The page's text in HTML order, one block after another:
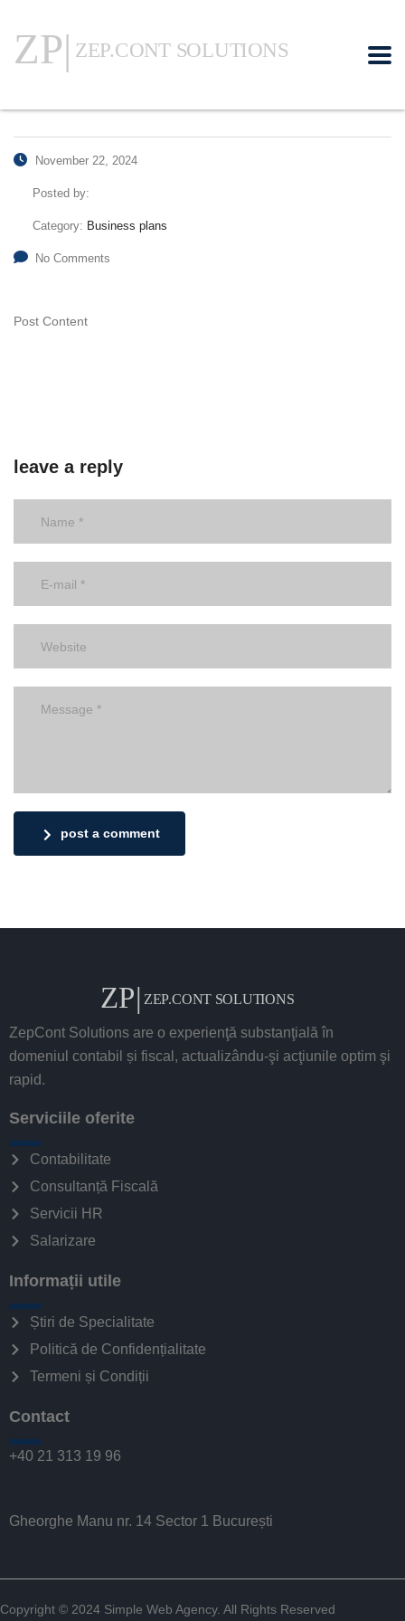
November 22, 2024
Posted by:
Category: Business plans
No Comments
Post Content
leave a reply
post a comment
ZepCont Solutions are o experienţă substanţială în
domeniul contabil și fiscal, actualizându-şi acţiunile optim şi
rapid.
Serviciile oferite
Contabilitate
Consultanță Fiscală
Servicii HR
Salarizare
Informații utile
Știri de Specialitate
Politică de Confidențialitate
Termeni și Condiții
Contact
+40 21 313 19 96
Gheorghe Manu nr. 14 Sector 1 București
Copyright © 2024 Simple Web Agency. All Rights Reserved